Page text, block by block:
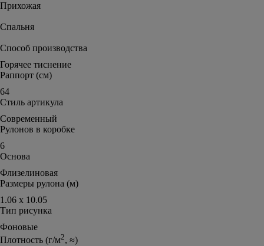
Прихожая
Спальня
Способ производства
Горячее тиснение
Раппорт (см)
64
Стиль артикула
Современный
Рулонов в коробке
6
Основа
Флизелиновая
Размеры рулона (м)
1.06 х 10.05
Тип рисунка
Фоновые
Плотность (г/м2, ≈)